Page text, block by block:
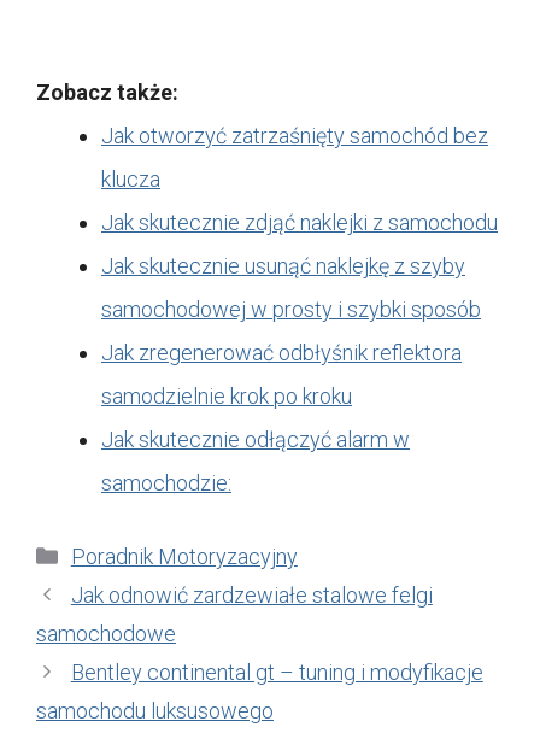
Zobacz także:
Jak otworzyć zatrzaśnięty samochód bez
klucza
Jak skutecznie zdjąć naklejki z samochodu
Jak skutecznie usunąć naklejkę z szyby
samochodowej w prosty i szybki sposób
Jak zregenerować odbłyśnik reflektora
samodzielnie krok po kroku
Jak skutecznie odłączyć alarm w
samochodzie:
Kategorie
Poradnik Motoryzacyjny
Jak odnowić zardzewiałe stalowe felgi
samochodowe
Bentley continental gt – tuning i modyfikacje
samochodu luksusowego